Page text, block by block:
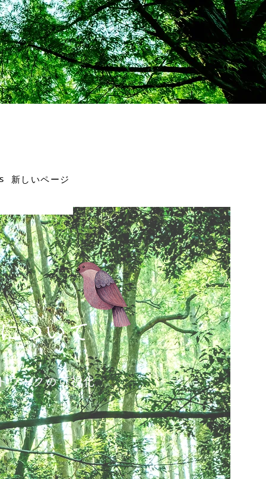
新しいページ
ついて
ワークの可視化